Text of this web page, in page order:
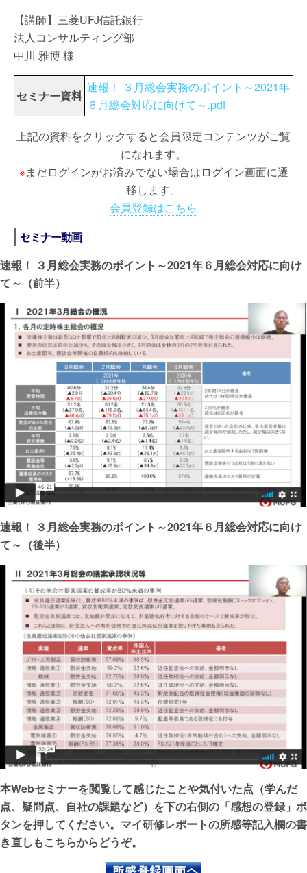
【講師】三菱UFJ信託銀行
法人コンサルティング部
中川 雅博 様
セミナー資料
速報！ ３月総会実務のポイント～2021年
６月総会対応に向けて～.pdf
上記の資料をクリックすると会員限定コンテンツがご覧
になれます。
※まだログインがお済みでない場合はログイン画面に遷
移します。
会員登録はこちら
セミナー動画
速報！ ３月総会実務のポイント～2021年６月総会対応に向け
て～（前半）
速報！ ３月総会実務のポイント～2021年６月総会対応に向け
て～（後半）
本Webセミナーを閲覧して感じたことや気付いた点（学んだ
点、疑問点、自社の課題など）を下の右側の「感想の登録」ボ
タンを押してください。マイ研修レポートの所感等記入欄の書
き直しもこちらからどうぞ。